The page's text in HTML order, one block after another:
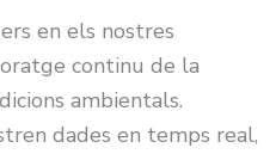
en els nostres
continu de la
ambientals.
dades en temps real,